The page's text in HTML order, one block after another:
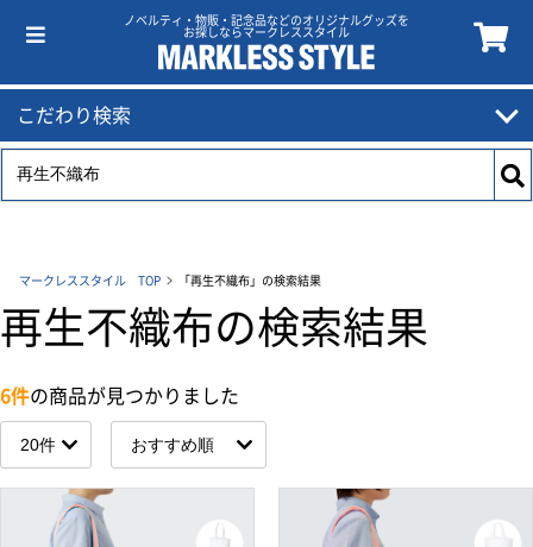
ノベルティ・物販・記念品などのオリジナルグッズを
お探しならマークレススタイル
こだわり検索
マークレススタイル TOP 「再生不織布」の検索結果
再生不織布の検索結果
6件の商品が見つかりました